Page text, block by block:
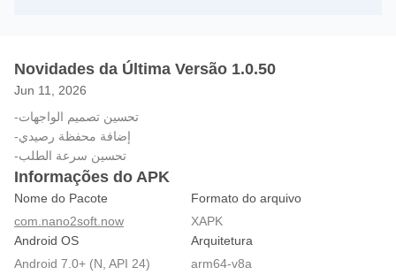
Novidades da Última Versão 1.0.50
Jun 11, 2026
-تحسين تصميم الواجهات
-إضافة محفظة رصيدي
-تحسين سرعة الطلب
Informações do APK
Nome do Pacote
com.nano2soft.now
Formato do arquivo
XAPK
Android OS
Android 7.0+ (N, API 24)
Arquitetura
arm64-v8a